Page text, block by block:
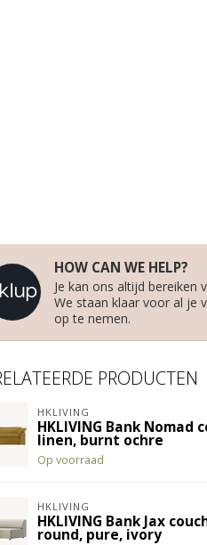
HOW CAN WE HELP?
Je kan ons altijd bereiken
We staan klaar voor al je
op te nemen.
PRODUCTEN
HKLIVING
HKLIVING Bank Nomad
linen, burnt ochre
Op voorraad
HKLIVING
HKLIVING Bank Jax
round, pure, ivory